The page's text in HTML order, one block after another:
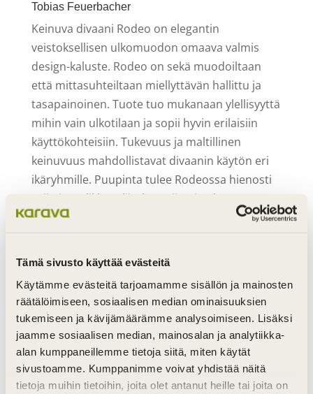
Tämä sivusto käyttää evästeitä
Käytämme evästeitä tarjoamamme sisällön ja mainosten
räätälöimiseen, sosiaalisen median ominaisuuksien
tukemiseen ja kävijämäärämme analysoimiseen. Lisäksi
jaamme sosiaalisen median, mainosalan ja analytiikka-
alan kumppaneillemme tietoja siitä, miten käytät
sivustoamme. Kumppanimme voivat yhdistää näitä
tietoja muihin tietoihin, joita olet antanut heille tai joita on
Tobias Feuerbacher
Keinuva divaani Rodeo on elegantin
veistoksellisen ulkomuodon omaava valmis
design-kaluste. Rodeo on sekä muodoiltaan
että mittasuhteiltaan miellyttävän hallittu ja
tasapainoinen. Tuote tuo mukanaan ylellisyyttä
mihin vain ulkotilaan ja sopii hyvin erilaisiin
käyttökohteisiin. Tukevuus ja maltillinen
keinuvuus mahdollistavat divaanin käytön eri
ikäryhmille. Puupinta tulee Rodeossa hienosti
esiin ja tyylikkäät liitokset viimeistelevät
kalusteen ilmeen.